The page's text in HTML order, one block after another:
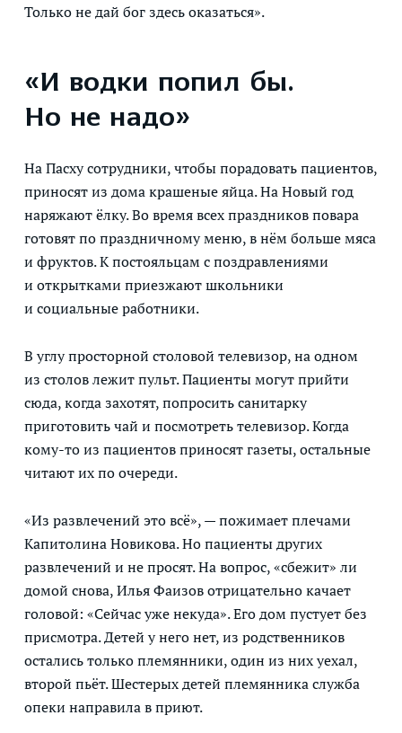
Только не дай бог здесь оказаться».
«И водки попил бы.
Но не надо»
На Пасху сотрудники, чтобы порадовать пациентов,
приносят из дома крашеные яйца. На Новый год
наряжают ёлку. Во время всех праздников повара
готовят по праздничному меню, в нём больше мяса
и фруктов. К постояльцам с поздравлениями
и открытками приезжают школьники
и социальные работники.
В углу просторной столовой телевизор, на одном
из столов лежит пульт. Пациенты могут прийти
сюда, когда захотят, попросить санитарку
приготовить чай и посмотреть телевизор. Когда
кому-то из пациентов приносят газеты, остальные
читают их по очереди.
«Из развлечений это всё», — пожимает плечами
Капитолина Новикова. Но пациенты других
развлечений и не просят. На вопрос, «сбежит» ли
домой снова, Илья Фаизов отрицательно качает
головой: «Сейчас уже некуда». Его дом пустует без
присмотра. Детей у него нет, из родственников
остались только племянники, один из них уехал,
второй пьёт. Шестерых детей племянника служба
опеки направила в приют.